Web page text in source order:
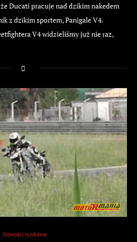
Ducati pracuje nad dzikim nakedem
z dzikim sportem, Panigale V4.
V4 widzieliśmy już nie raz,
Nowości rynkowe